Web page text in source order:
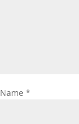
Name *